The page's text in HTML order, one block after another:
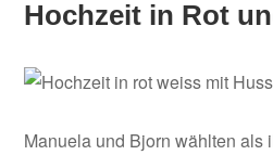
Hochzeit in Rot
Manuela und Bjorn wählten als